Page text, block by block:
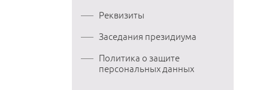
Реквизиты
Заседания президиума
Политика о защите
персональных данных